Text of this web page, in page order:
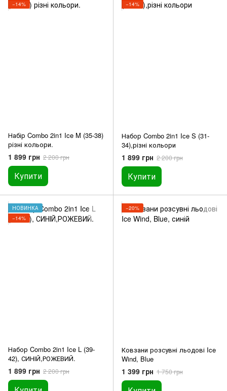
−14%
Набір Combo 2in1 Ice M (35-38)
різні кольори.
1 899 грн 2 200 грн
Купити
−14%
Набор Combo 2in1 Ice S (31-
34),різні кольори
1 899 грн 2 200 грн
Купити
НОВИНКА
−14%
Набор Combo 2in1 Ice L (39-
42), СИНІЙ,РОЖЕВИЙ.
1 899 грн 2 200 грн
−20%
Ковзани розсувні льодові Ice
Wind, Blue
1 399 грн 1 750 грн